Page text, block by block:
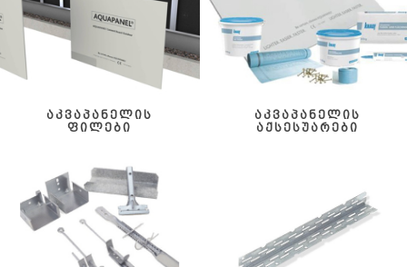
აკვაპანელის
ფილები
აკვაპანელის
აქსესუარები